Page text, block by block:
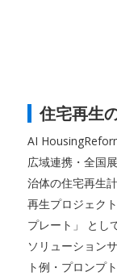
住宅再生
AI
広域連携・全国
治体の住宅再生
再生プロジェク
プレート」 とし
ソリューション
ト例・プロンプ